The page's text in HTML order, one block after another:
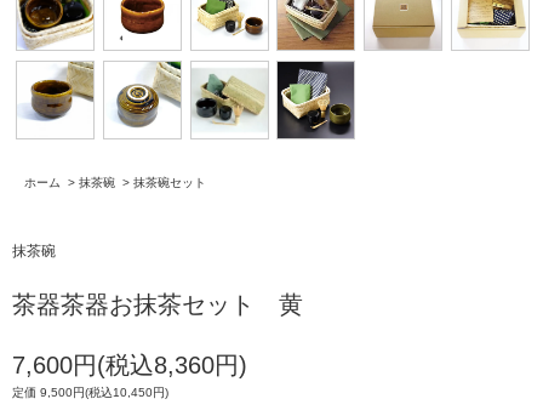
ホーム > 抹茶碗 > 抹茶碗セット
抹茶碗
茶器茶器お抹茶セット 黄
7,600円(税込8,360円)
定価 9,500円(税込10,450円)